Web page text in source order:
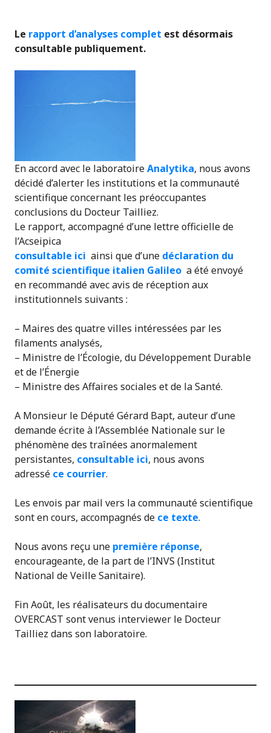
Le rapport d’analyses complet est désormais
consultable publiquement.
En accord avec le laboratoireAnalytika, nous avons
décidé d’alerter les institutions et la communauté
scientifique concernant les préoccupantes
conclusions du Docteur Tailliez.
Le rapport, accompagné d’une lettre officielle de
l’Acseipica
consultable ici ainsi que d’une déclaration du
comité scientifique italien Galileo a été envoyé
en recommandé avec avis de réception aux
institutionnels suivants :
– Maires des quatre villes intéressées par les
filaments analysés,
– Ministre de l’Écologie, du Développement Durable
et de l’Énergie
– Ministre des Affaires sociales et de la Santé.
A Monsieur le Député Gérard Bapt, auteur d’une
demande écrite à l’Assemblée Nationale sur le
phénomène des traînées anormalement
persistantes, consultable ici, nous avons
adressé ce courrier.
Les envois par mail vers la communauté scientifique
sont en cours, accompagnés de ce texte.
Nous avons reçu une première réponse,
encourageante, de la part de l’INVS (Institut
National de Veille Sanitaire).
Fin Août, les réalisateurs du documentaire
OVERCAST sont venus interviewer le Docteur
Tailliez dans son laboratoire.